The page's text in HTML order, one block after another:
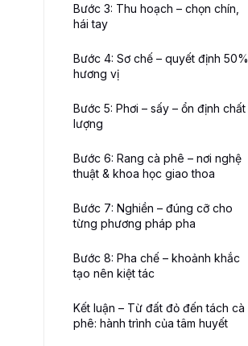
Bước 3: Thu hoạch – chọn chín,
hái tay
Bước 4: Sơ chế – quyết định 50%
hương vị
Bước 5: Phơi – sấy – ổn định chất
lượng
Bước 6: Rang cà phê – nơi nghệ
thuật & khoa học giao thoa
Bước 7: Nghiền – đúng cỡ cho
từng phương pháp pha
Bước 8: Pha chế – khoảnh khắc
tạo nên kiệt tác
Kết luận – Từ đất đỏ đến tách cà
phê: hành trình của tâm huyết